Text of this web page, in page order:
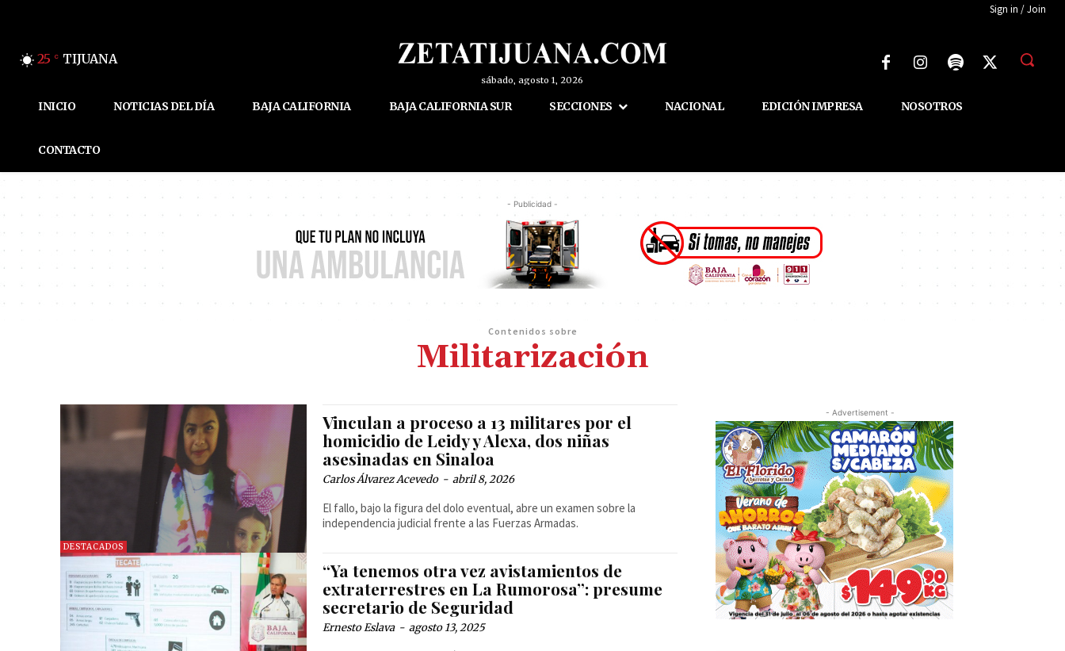
Sign in / Join
25 C TIJUANA
sábado, agosto 1, 2026
INICIO NOTICIAS DEL DÍA BAJA CALIFORNIA BAJA CALIFORNIA SUR SECCIONES NACIONAL EDICIÓN IMPRESA NOSOTROS
CONTACTO
- Publicidad -
Contenidos sobre
Militarización
DESTACADOS
Vinculan a proceso a 13 militares por el
homicidio de Leidy y Alexa, dos niñas
asesinadas en Sinaloa
Carlos Álvarez Acevedo - abril 8, 2026
El fallo, bajo la figura del dolo eventual, abre un examen sobre la
independencia judicial frente a las Fuerzas Armadas.
“Ya tenemos otra vez avistamientos de
extraterrestres en La Rumorosa”: presume
secretario de Seguridad
Ernesto Eslava - agosto 13, 2025
- Advertisement -